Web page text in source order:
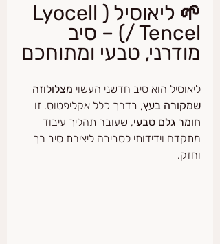
🌱 ליאוסיל (Lyocell
/ Tencel) – סיב
מודרני, טבעי ומתוחכם
ליאוסיל הוא סיב חדשני העשוי מצלולוזה
שמקורה בעץ, בדרך כלל אקליפטוס. זו
חומר גלם טבעי, שעובר תהליך עיבוד
מתקדם וידידותי לסביבה ליצירת סיב רך
וחזק.